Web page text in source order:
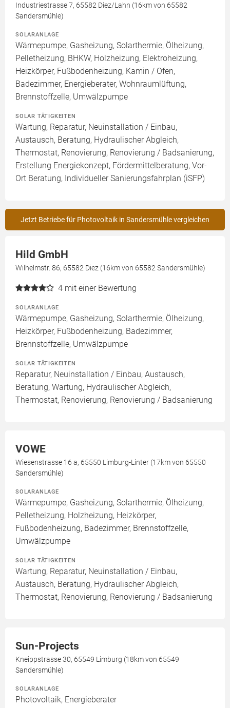
Industriestrasse 7, 65582 Diez/Lahn (16km von 65582
Sandersmühle)
SOLARANLAGE
Wärmepumpe, Gasheizung, Solarthermie, Ölheizung,
Pelletheizung, BHKW, Holzheizung, Elektroheizung,
Heizkörper, Fußbodenheizung, Kamin / Ofen,
Badezimmer, Energieberater, Wohnraumlüftung,
Brennstoffzelle, Umwälzpumpe
SOLAR TÄTIGKEITEN
Wartung, Reparatur, Neuinstallation / Einbau,
Austausch, Beratung, Hydraulischer Abgleich,
Thermostat, Renovierung, Renovierung / Badsanierung,
Erstellung Energiekonzept, Fördermittelberatung, Vor-
Ort Beratung, Individueller Sanierungsfahrplan (iSFP)
Jetzt Betriebe für Photovoltaik in Sandersmühle vergleichen
Hild GmbH
Wilhelmstr. 86, 65582 Diez (16km von 65582 Sandersmühle)
4 mit einer Bewertung
SOLARANLAGE
Wärmepumpe, Gasheizung, Solarthermie, Ölheizung,
Heizkörper, Fußbodenheizung, Badezimmer,
Brennstoffzelle, Umwälzpumpe
SOLAR TÄTIGKEITEN
Reparatur, Neuinstallation / Einbau, Austausch,
Beratung, Wartung, Hydraulischer Abgleich,
Thermostat, Renovierung, Renovierung / Badsanierung
VOWE
Wiesenstrasse 16 a, 65550 Limburg-Linter (17km von 65550
Sandersmühle)
SOLARANLAGE
Wärmepumpe, Gasheizung, Solarthermie, Ölheizung,
Pelletheizung, Holzheizung, Heizkörper,
Fußbodenheizung, Badezimmer, Brennstoffzelle,
Umwälzpumpe
SOLAR TÄTIGKEITEN
Wartung, Reparatur, Neuinstallation / Einbau,
Austausch, Beratung, Hydraulischer Abgleich,
Thermostat, Renovierung, Renovierung / Badsanierung
Sun-Projects
Kneippstrasse 30, 65549 Limburg (18km von 65549
Sandersmühle)
SOLARANLAGE
Photovoltaik, Energieberater